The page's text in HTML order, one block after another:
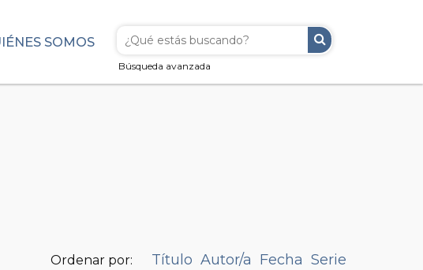
Búsqueda avanzada
SOMOS
Ordenar por: Título Autor/a Fecha Serie